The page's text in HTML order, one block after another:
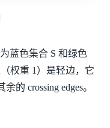
蓝色集合 S 和绿色
权重 1）是轻边，它
的 crossing edges。